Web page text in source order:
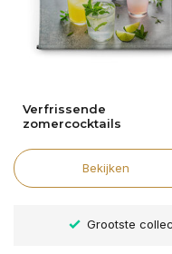
Verfrissende
zomercocktails
Bekijken
wandkleden